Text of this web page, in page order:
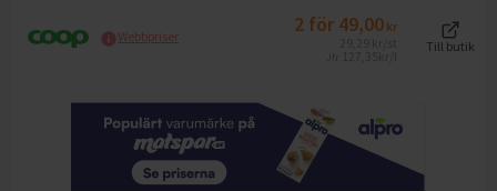
Webbpriser 2 för 49,00 kr
Till butik